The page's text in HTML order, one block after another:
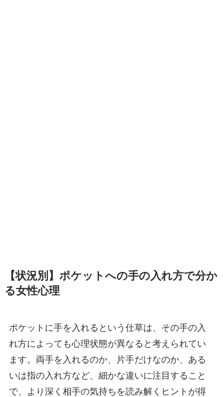
【状況別】ポケットへの手の入れ方で分か
る女性心理
ポケットに手を入れるという仕草は、その手の入
れ方によっても心理状態が異なると考えられてい
ます。両手を入れるのか、片手だけなのか、ある
いは指の入れ方など、細かな違いに注目すること
で、より深く相手の気持ちを読み解くヒントが得